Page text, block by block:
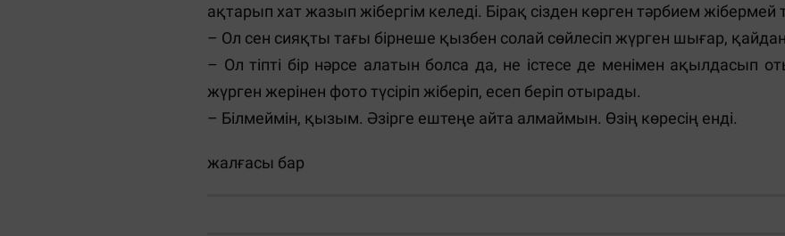
ақтарып хат жазып жібергім келеді. Бірақ сізден көрген тәрбием жібермей
– Ол сен сияқты тағы бірнеше қызбен солай сөйлесіп жүрген шығар,
– Ол тіпті бір нәрсе алатын болса да, не істесе де менімен ақылдасып
жүрген жерінен фото түсіріп жіберіп, есеп беріп отырады.
– Білмеймін, қызым. Әзірге ештеңе айта алмаймын. Өзің көресің енді.
жалғасы бар